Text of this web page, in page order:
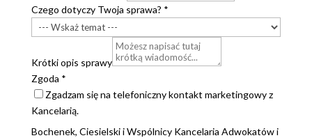
Czego dotyczy Twoja sprawa? *
Krótki opis sprawy
Zgoda *
Zgadzam się na telefoniczny kontakt marketingowy z
Kancelarią.
Bochenek, Ciesielski i Wspólnicy Kancelaria Adwokatów i